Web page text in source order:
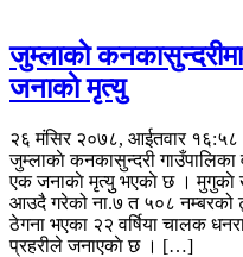
जुम्लाकाे
जनाकाे मृत्यु
२६ मंसिर २०७८, आईतवार १६:५८
जुम्लाकाे कनकासुन्दरी गाउँपालिका
एक जनाकाे मृत्युु भएकाे छ । मुगुकाे
आउदै गरेको ना.७ त ५०८ नम्बरको
ठेगना भएका २२ वर्षिया चालक
प्रहरीले जनाएकाे छ । […]